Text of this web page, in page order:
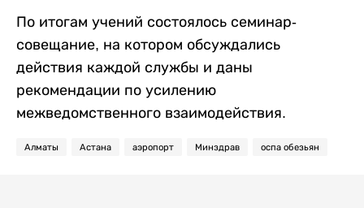
По итогам учений состоялось семинар-
совещание, на котором обсуждались
действия каждой службы и даны
рекомендации по усилению
межведомственного взаимодействия.
Алматы Астана аэропорт Минздрав оспа обезьян